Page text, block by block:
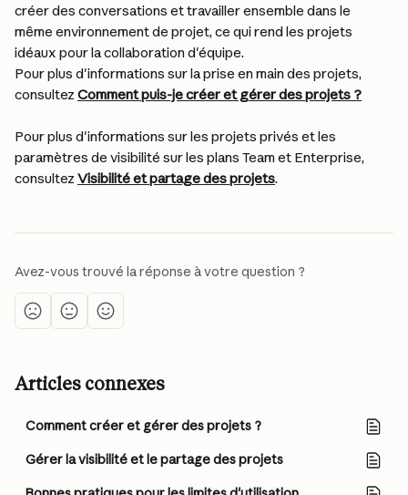
créer des conversations et travailler ensemble dans le
même environnement de projet, ce qui rend les projets
idéaux pour la collaboration d'équipe.
Pour plus d'informations sur la prise en main des projets,
consultez Comment puis-je créer et gérer des projets ?
Pour plus d'informations sur les projets privés et les
paramètres de visibilité sur les plans Team et Enterprise,
consultez Visibilité et partage des projets.
Avez-vous trouvé la réponse à votre question ?
Articles connexes
Comment créer et gérer des projets ?
Gérer la visibilité et le partage des projets